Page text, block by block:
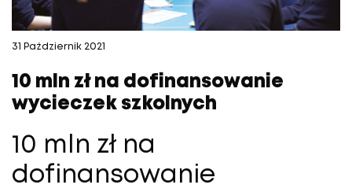
31 Październik 2021
10 mln zł na dofinansowanie
wycieczek szkolnych
10 mln zł na
dofinansowanie